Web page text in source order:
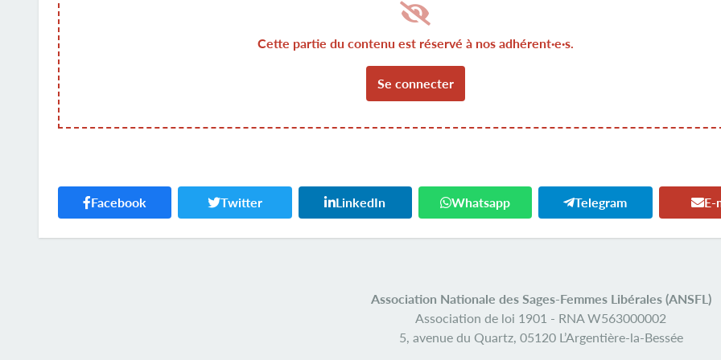
Cette partie du contenu est réservé à nos adhérent·e·s.
Se connecter
Facebook Twitter LinkedIn Whatsapp Telegram E-
Association Nationale des Sages-Femmes Libérales (ANSFL)
Association de loi 1901 - RNA W563000002
5, avenue du Quartz, 05120 L’Argentière-la-Bessée